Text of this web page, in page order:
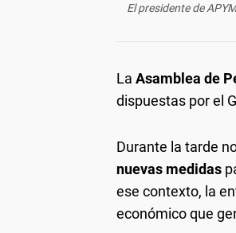
El presidente de
La Asamblea de
dispuestas por el
Durante la tarde
nuevas medidas
ese contexto, la
económico que